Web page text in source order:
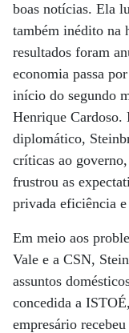
boas notícias. Ela
também inédito na
resultados foram
economia passa
início do segundo
Henrique Cardoso.
diplomático,
críticas ao
frustrou as
privada eficiência
Em meio aos
Vale e a CSN,
assuntos
concedida a
empresário